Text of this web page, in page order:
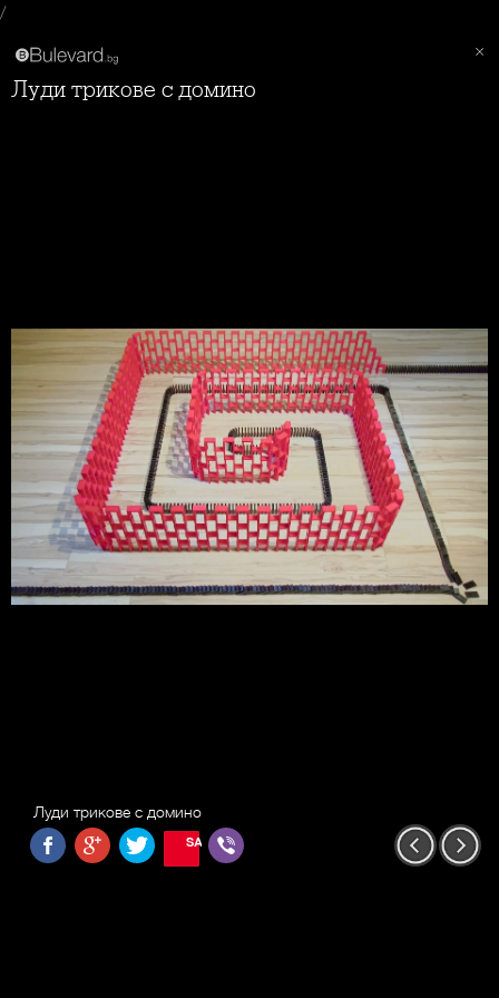
/
Луди трикове с домино
Луди трикове с домино
SAVE